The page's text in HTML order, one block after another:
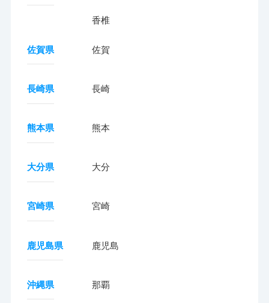
香椎
佐賀県 佐賀
長崎県 長崎
熊本県 熊本
大分県 大分
宮崎県 宮崎
鹿児島県 鹿児島
沖縄県 那覇